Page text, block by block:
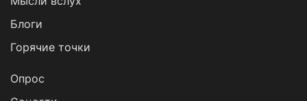
Блоги
Горячие точки
Опрос